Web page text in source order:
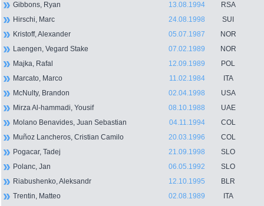
Gibbons, Ryan
13.08.1994
RSA
Hirschi, Marc
24.08.1998
SUI
Kristoff, Alexander
05.07.1987
NOR
Laengen, Vegard Stake
07.02.1989
NOR
Majka, Rafal
12.09.1989
POL
Marcato, Marco
11.02.1984
ITA
McNulty, Brandon
02.04.1998
USA
Mirza Al-hammadi, Yousif
08.10.1988
UAE
Molano Benavides, Juan Sebastian
04.11.1994
COL
Muñoz Lancheros, Cristian Camilo
20.03.1996
COL
Pogacar, Tadej
21.09.1998
SLO
Polanc, Jan
06.05.1992
SLO
Riabushenko, Aleksandr
12.10.1995
BLR
Trentin, Matteo
02.08.1989
ITA